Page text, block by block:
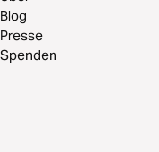
Blog
Presse
Spenden